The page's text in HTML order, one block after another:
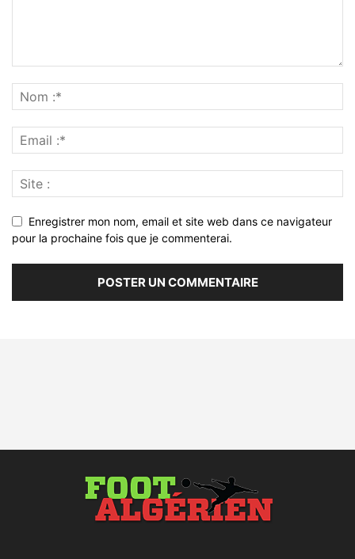
Enregistrer mon nom, email et site web dans ce navigateur
pour la prochaine fois que je commenterai.